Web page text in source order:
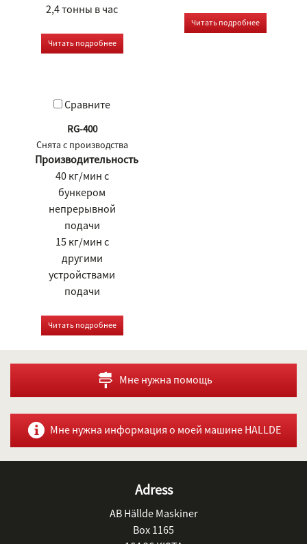
2,4 тонны в час
Читать подробнее
Читать подробнее
Сравните
RG-400
Cнята с производства
Производительность
40 кг/мин с
бункером
непрерывной
подачи
15 кг/мин с
другими
устройствами
подачи
Читать подробнее
Мне нужна помощь
Мне нужна информация о моей машине HALLDE
Adress
AB Hällde Maskiner
Box 1165